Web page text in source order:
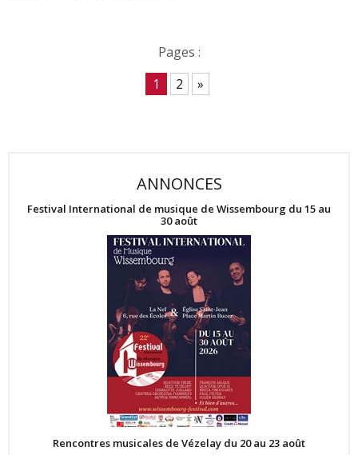
Pages :
1
2 »
ANNONCES
Festival International de musique de Wissembourg du 15 au
30 août
Rencontres musicales de Vézelay du 20 au 23 août